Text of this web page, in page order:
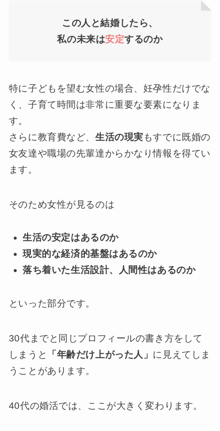
この人と結婚したら、
私の未来は安定するのか
特に子どもを望む女性の場合、妊孕性だけでな
く、子育て時間は非常に重要な要素になりま
す。
さらに教育費など、 生活の現実もすでに既婚の
女友達や職場の先輩達からかなり情報を得てい
ます。
そのため女性が見るのは
生活の安定はあるのか
現実的な経済的基盤はあるのか
落ち着いた生活設計、人間性はあるのか
といった部分です。
30代までと同じプロフィールの書き方をして
しまうと
「年齢だけ上がった人」 に見えてしま
うことがあります。
40代の婚活では、ここが大きく変わります。